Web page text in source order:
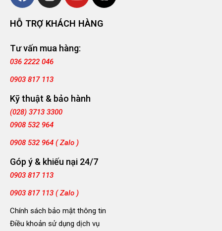
HỖ TRỢ KHÁCH HÀNG
Tư vấn mua hàng:
036 2222 046
0903 817 113
Kỹ thuật & bảo hành
(028) 3713 3300
0908 532 964
0908 532 964 ( Zalo )
Góp ý & khiếu nại 24/7
0903 817 113
0903 817 113 ( Zalo )
Chính sách bảo mật thông tin
Điều khoản sử dụng dịch vụ